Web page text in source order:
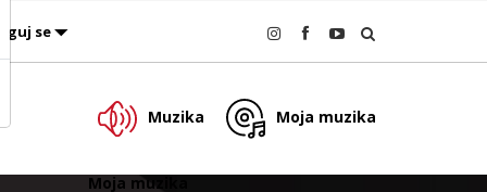
se
Muzika Moja muzika
Moja muzika